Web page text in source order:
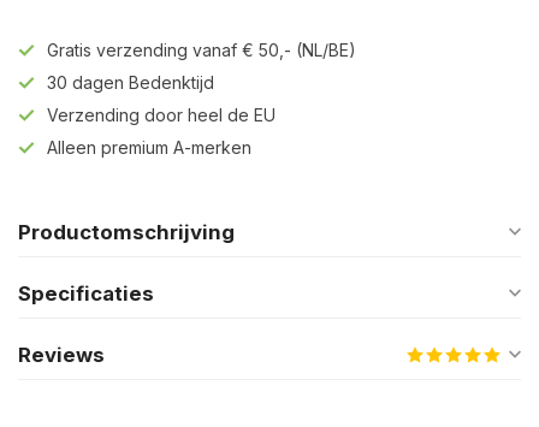
Gratis verzending vanaf € 50,- (NL/BE)
30 dagen Bedenktijd
Verzending door heel de EU
Alleen premium A-merken
Productomschrijving
Specificaties
Reviews